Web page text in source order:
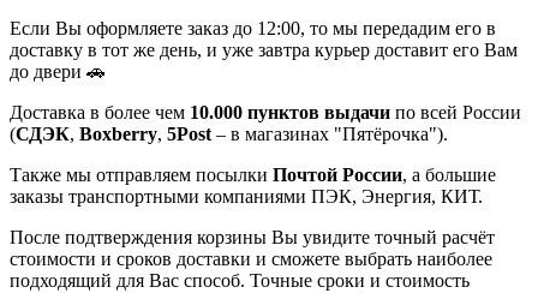
Если Вы оформляете заказ до 12:00, то мы передадим его в
доставку в тот же день, и уже завтра курьер доставит его Вам
до двери 🚗
Доставка в более чем 10.000 пунктов выдачи по всей России
(СДЭК, Boxberry, 5Post– в магазинах "Пятёрочка").
Также мы отправляем посылки Почтой России, а большие
заказы транспортными компаниями ПЭК, Энергия, КИТ.
После подтверждения корзины Вы увидите точный расчёт
стоимости и сроков доставки и сможете выбрать наиболее
подходящий для Вас способ. Точные сроки и стоимость